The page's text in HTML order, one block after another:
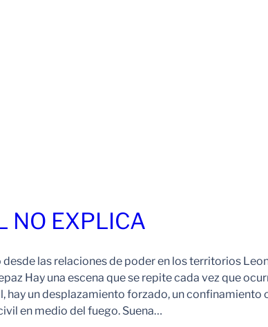
NO EXPLICA
las relaciones de poder en los territorios
Hay una escena que se repite cada vez que
hay un desplazamiento forzado, un confinamiento
en medio del fuego. Suena…